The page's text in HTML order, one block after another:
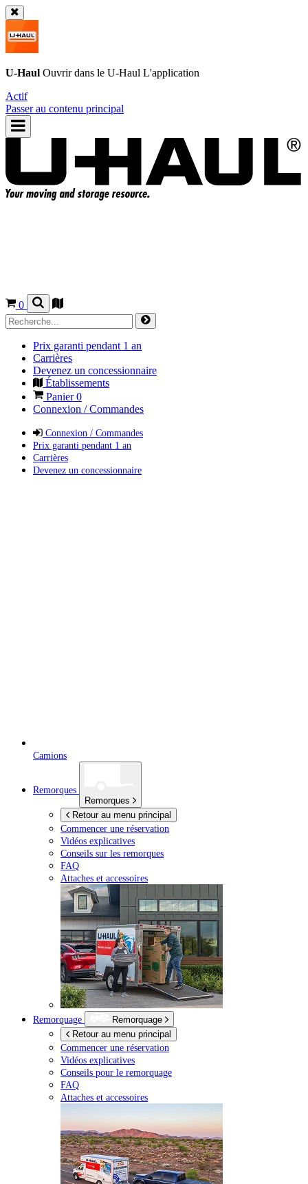
U-Haul Ouvrir dans le U-Haul L'application
Actif
Passer au contenu principal
0
Prix garanti pendant 1 an
Carrières
Devenez un concessionnaire
Établissements
Panier0
Connexion / Commandes
Connexion / Commandes
Prix garanti pendant 1 an
Carrières
Devenez un concessionnaire
Camions
Remorques
Remorques
Retour au menu principal
Commencer une réservation
Vidéos explicatives
Conseils sur les remorques
FAQ
Attaches et accessoires
Remorquage
Remorquage
Retour au menu principal
Commencer une réservation
Vidéos explicatives
Conseils pour le remorquage
FAQ
Attaches et accessoires